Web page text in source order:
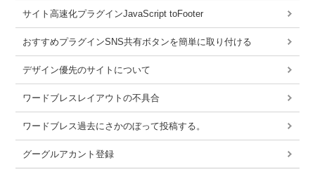
サイト高速化プラグインJavaScript toFooter
おすすめプラグインSNS共有ボタンを簡単に取り付ける
デザイン優先のサイトについて
ワードブレスレイアウトの不具合
ワードブレス過去にさかのぼって投稿する。
グーグルアカント登録